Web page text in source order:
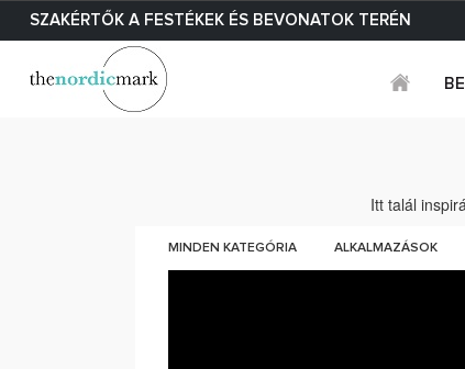
SZAKÉRTŐK A FESTÉKEK ÉS BEVONATOK TERÉN
Itt talál
MINDEN KATEGÓRIA ALKALMAZÁSOK